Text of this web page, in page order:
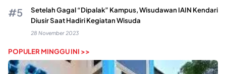
Setelah Gagal “Dipalak” Kampus, Wisudawan IAIN Kendari
Diusir Saat Hadiri Kegiatan Wisuda
28 November 2023
POPULER MINGGU INI >>